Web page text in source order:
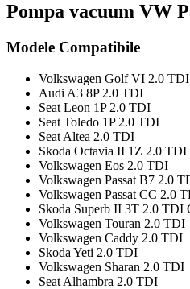
piesa
03L145100
Pompa vacuum VW
Modele Compatibile
Volkswagen Golf VI 2.0 TDI
Audi A3 8P 2.0 TDI
Seat Leon 1P 2.0 TDI
Seat Toledo 1P 2.0 TDI
Seat Altea 2.0 TDI
Skoda Octavia II 1Z 2.0 TDI
Volkswagen Eos 2.0 TDI
Volkswagen Passat B7 2.0
Volkswagen Passat CC 2.0
Skoda Superb II 3T 2.0 TDI
Volkswagen Touran 2.0 TDI
Volkswagen Caddy 2.0 TDI
Skoda Yeti 2.0 TDI
Volkswagen Sharan 2.0 TDI
Seat Alhambra 2.0 TDI